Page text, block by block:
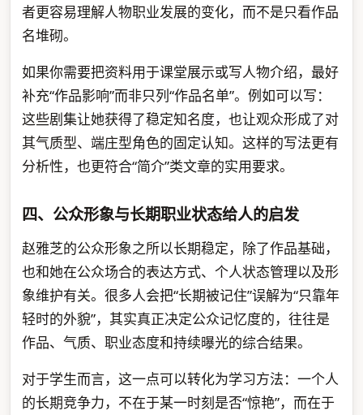
者更容易理解人物职业发展的变化，而不是只看作品
名堆砌。
如果你需要把资料用于课堂展示或写人物介绍，最好
补充“作品影响”而非只列“作品名单”。例如可以写：
这些剧集让她获得了稳定知名度，也让观众形成了对
其气质型、端庄型角色的固定认知。这样的写法更有
分析性，也更符合“简介”类文章的实用要求。
四、公众形象与长期职业状态给人的启发
赵雅芝的公众形象之所以长期稳定，除了作品基础，
也和她在公众场合的表达方式、个人状态管理以及形
象维护有关。很多人会把“长期被记住”误解为“只靠年
轻时的外貌”，其实真正决定公众记忆度的，往往是
作品、气质、职业态度和持续曝光的综合结果。
对于学生而言，这一点可以转化为学习方法：一个人
的长期竞争力，不在于某一时刻是否“惊艳”，而在于